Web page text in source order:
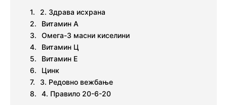
2. Здрава исхрана
Витамин А
Омега-3 масни киселини
Витамин Ц
Витамин Е
Цинк
3. Редовно вежбање
4. Правило 20-6-20